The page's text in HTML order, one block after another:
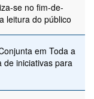
se no fim-de-
leitura do público
em Toda a
de iniciativas para